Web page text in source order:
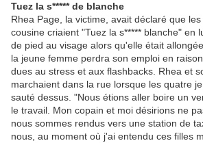
Tuez la s***** de blanche
Rhea Page, la victime, avait déclaré que
cousine criaient "Tuez la s***** blanche" en
de pied au visage alors qu'elle était
la jeune femme perdra son emploi en
dues au stress et aux flashbacks. Rhea et
marchaient dans la rue lorsque les quatre
sauté dessus. "Nous étions aller boire un
le travail. Mon copain et moi désirions ne
nous sommes rendus vers une station de
nous, au moment où j'ai entendu ces filles